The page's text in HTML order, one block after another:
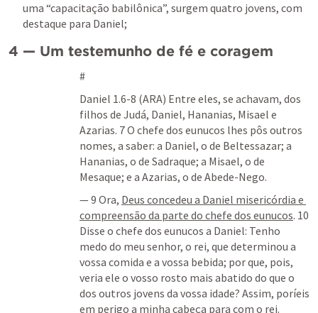
uma “capacitação babilônica”, surgem quatro jovens, com
destaque para Daniel;
4 — Um testemunho de fé e coragem
#
Daniel 1.6-8 (ARA) Entre eles, se achavam, dos
filhos de Judá, Daniel, Hananias, Misael e
Azarias. 7 O chefe dos eunucos lhes pôs outros
nomes, a saber: a Daniel, o de Beltessazar; a
Hananias, o de Sadraque; a Misael, o de
Mesaque; e a Azarias, o de Abede-Nego.
— 9 Ora, Deus concedeu a Daniel misericórdia e
compreensão da parte do chefe dos eunucos. 10
Disse o chefe dos eunucos a Daniel: Tenho
medo do meu senhor, o rei, que determinou a
vossa comida e a vossa bebida; por que, pois,
veria ele o vosso rosto mais abatido do que o
dos outros jovens da vossa idade? Assim, poríeis
em perigo a minha cabeça para com o rei.